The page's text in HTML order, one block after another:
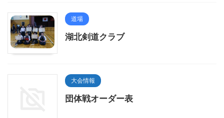
道場
湖北剣道クラブ
大会情報
団体戦オーダー表